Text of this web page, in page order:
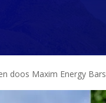
doos Maxim Energy Bars